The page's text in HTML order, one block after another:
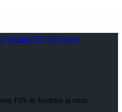
Yamaha FZS600 Fazer,
FIN de bastidor la moto